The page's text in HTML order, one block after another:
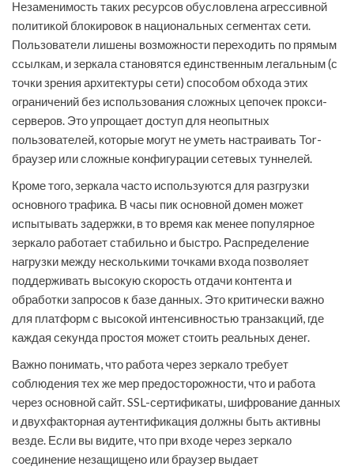
Незаменимость таких ресурсов обусловлена агрессивной
политикой блокировок в национальных сегментах сети.
Пользователи лишены возможности переходить по прямым
ссылкам, и зеркала становятся единственным легальным (с
точки зрения архитектуры сети) способом обхода этих
ограничений без использования сложных цепочек прокси-
серверов. Это упрощает доступ для неопытных
пользователей, которые могут не уметь настраивать Tor-
браузер или сложные конфигурации сетевых туннелей.
Кроме того, зеркала часто используются для разгрузки
основного трафика. В часы пик основной домен может
испытывать задержки, в то время как менее популярное
зеркало работает стабильно и быстро. Распределение
нагрузки между несколькими точками входа позволяет
поддерживать высокую скорость отдачи контента и
обработки запросов к базе данных. Это критически важно
для платформ с высокой интенсивностью транзакций, где
каждая секунда простоя может стоить реальных денег.
Важно понимать, что работа через зеркало требует
соблюдения тех же мер предосторожности, что и работа
через основной сайт. SSL-сертификаты, шифрование данных
и двухфакторная аутентификация должны быть активны
везде. Если вы видите, что при входе через зеркало
соединение незащищено или браузер выдает